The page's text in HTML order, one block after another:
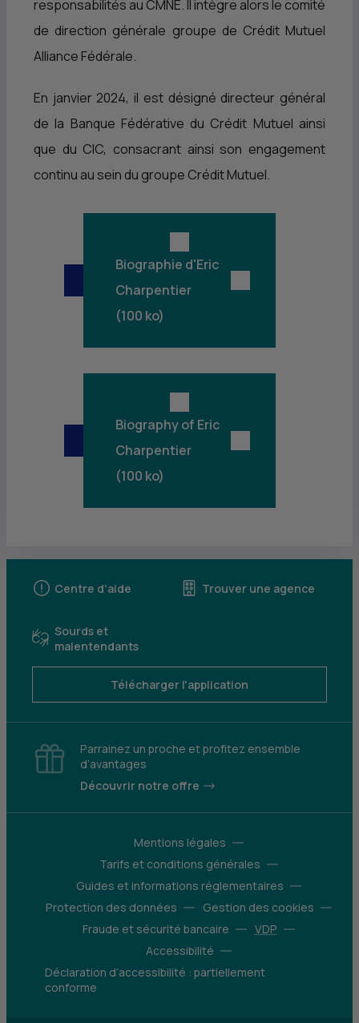
responsabilités au CMNE. Il intègre alors le comité
de direction générale groupe de Crédit Mutuel
Alliance Fédérale.
En janvier 2024, il est désigné directeur général
de la Banque Fédérative du Crédit Mutuel ainsi
que du CIC, consacrant ainsi son engagement
continu au sein du groupe Crédit Mutuel.
Biographie d'Eric
Charpentier
(100 ko)
Biography of Eric
Charpentier
(100 ko)
Centre d'aide Trouver une agence
Sourds et
malentendants
Télécharger l'application
Parrainez un proche et profitez ensemble
d’avantages
Découvrir notre offre
Mentions légales
Tarifs et conditions générales
Guides et informations réglementaires
Protection des données
Gestion des cookies
Fraude et sécurité bancaire
VDP
Accessibilité
Déclaration d’accessibilité : partiellement
conforme